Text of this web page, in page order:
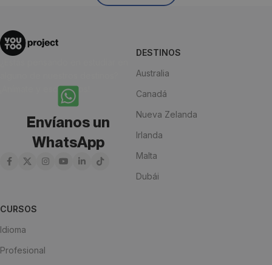
¡Anímate y escríbenos!
Envíanos un
WhatsApp
DESTINOS
Australia
Canadá
Nueva Zelanda
Irlanda
Malta
Dubái
CURSOS
Idioma
Profesional